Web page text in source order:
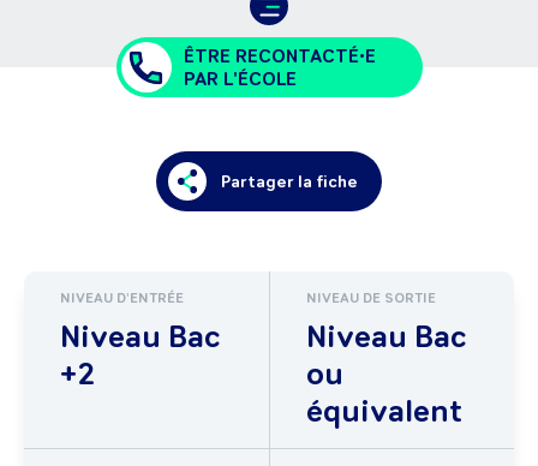
ÊTRE RECONTACTÉ•E
PAR L'ÉCOLE
Partager la fiche
NIVEAU D'ENTRÉE
Niveau Bac
+2
NIVEAU DE SORTIE
Niveau Bac
ou
équivalent